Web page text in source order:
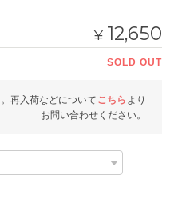
¥ 12,650
SOLD OUT
再入荷などについて こちら より
お問い合わせください。